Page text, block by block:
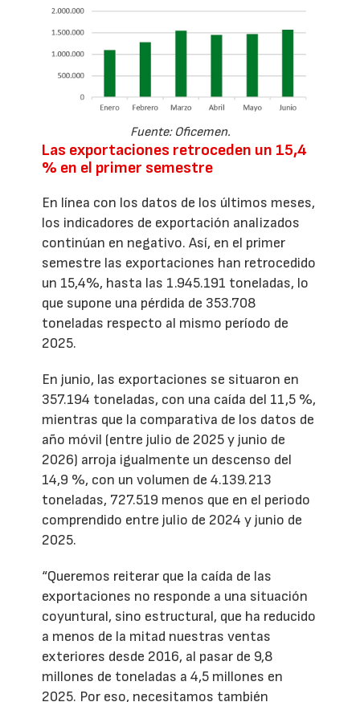
Fuente: Oficemen.
Las exportaciones retroceden un 15,4
% en el primer semestre
En línea con los datos de los últimos meses,
los indicadores de exportación analizados
continúan en negativo. Así, en el primer
semestre las exportaciones han retrocedido
un 15,4%, hasta las 1.945.191 toneladas, lo
que supone una pérdida de 353.708
toneladas respecto al mismo período de
2025.
En junio, las exportaciones se situaron en
357.194 toneladas, con una caída del 11,5 %,
mientras que la comparativa de los datos de
año móvil (entre julio de 2025 y junio de
2026) arroja igualmente un descenso del
14,9 %, con un volumen de 4.139.213
toneladas, 727.519 menos que en el periodo
comprendido entre julio de 2024 y junio de
2025.
“Queremos reiterar que la caída de las
exportaciones no responde a una situación
coyuntural, sino estructural, que ha reducido
a menos de la mitad nuestras ventas
exteriores desde 2016, al pasar de 9,8
millones de toneladas a 4,5 millones en
2025. Por eso, necesitamos también